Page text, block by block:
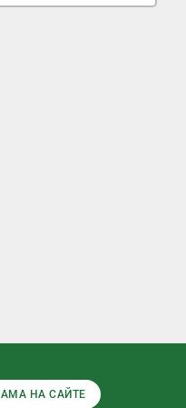
НА САЙТЕ